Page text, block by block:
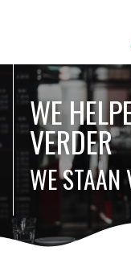
WE
VERDER
WE STAAN